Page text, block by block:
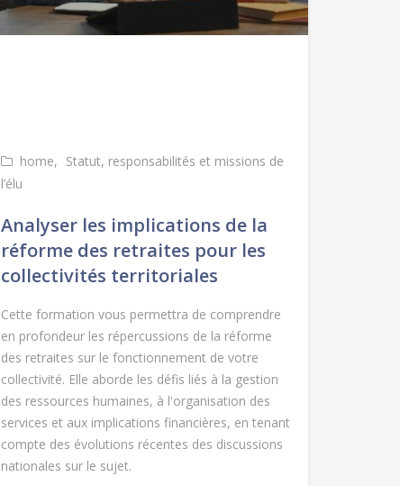
home
Statut, responsabilités et missions de
l’élu
Analyser les implications de la
réforme des retraites pour les
collectivités territoriales
Cette formation vous permettra de comprendre
en profondeur les répercussions de la réforme
des retraites sur le fonctionnement de votre
collectivité. Elle aborde les défis liés à la gestion
des ressources humaines, à l'organisation des
services et aux implications financières, en tenant
compte des évolutions récentes des discussions
nationales sur le sujet.